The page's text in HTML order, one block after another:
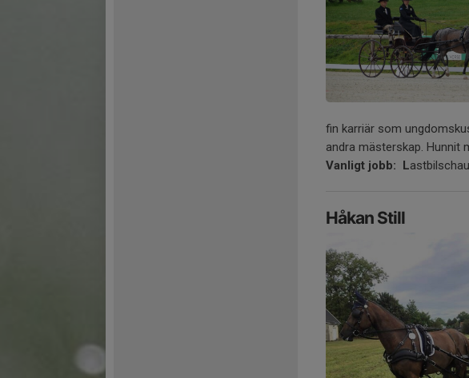
fin karriär som
andra mästerskap. Hunnit
Vanligt jobb: L
Håkan Still